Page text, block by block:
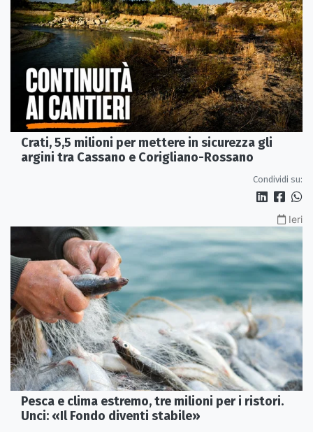
Crati, 5,5 milioni per mettere in sicurezza gli
argini tra Cassano e Corigliano-Rossano
Condividi su:
Ieri
Pesca e clima estremo, tre milioni per i ristori.
Unci: «Il Fondo diventi stabile»